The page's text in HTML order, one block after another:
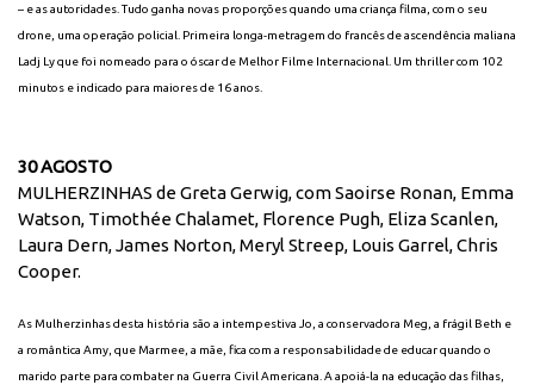
– e as autoridades. Tudo ganha novas proporções quando uma criança filma, com o seu
drone, uma operação policial. Primeira longa-metragem do francês de ascendência maliana
Ladj Ly que foi nomeado para o óscar de Melhor Filme Internacional. Um thriller com 102
minutos e indicado para maiores de 16 anos.
30 AGOSTO
MULHERZINHAS de Greta Gerwig, com Saoirse Ronan, Emma
Watson, Timothée Chalamet, Florence Pugh, Eliza Scanlen,
Laura Dern, James Norton, Meryl Streep, Louis Garrel, Chris
Cooper.
As Mulherzinhas desta história são a intempestiva Jo, a conservadora Meg, a frágil Beth e
a romântica Amy, que Marmee, a mãe, fica com a responsabilidade de educar quando o
marido parte para combater na Guerra Civil Americana. A apoiá-la na educação das filhas,